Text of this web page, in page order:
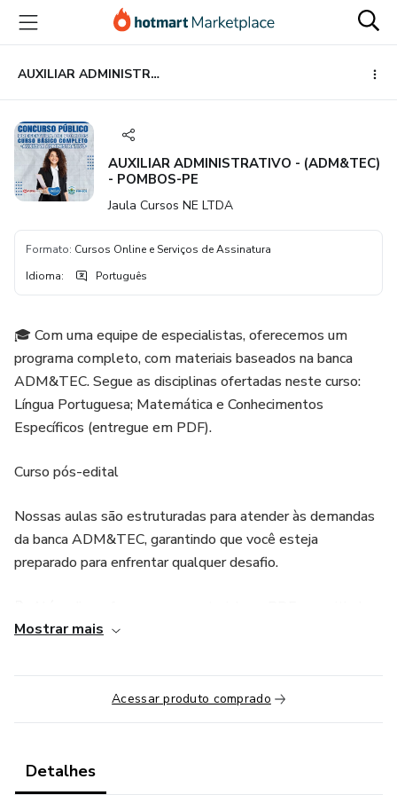
para
conteúdo
principal
para
pagamento
para
rodapé
AUXILIAR ADMINISTRATIVO - (ADM&TEC) - POMBOS-PE
AUXILIAR ADMINISTRATIVO - (ADM&TEC)
- POMBOS-PE
Jaula Cursos NE LTDA
Formato: Cursos Online e Serviços de Assinatura
Idioma: Português
🎓 Com uma equipe de especialistas, oferecemos um
programa completo, com materiais baseados na banca
ADM&TEC. Segue as disciplinas ofertadas neste curso:
Língua Portuguesa; Matemática e Conhecimentos
Específicos (entregue em PDF).
Curso pós-edital
Nossas aulas são estruturadas para atender às demandas
da banca ADM&TEC, garantindo que você esteja
preparado para enfrentar qualquer desafio.
que você aprofunde seus conhecimentos de forma flexível
rumo à aprovação!
O nosso curso contém:
📝 AULAS TEÓRICAS
Mostrar mais
Acessar produto comprado
Detalhes